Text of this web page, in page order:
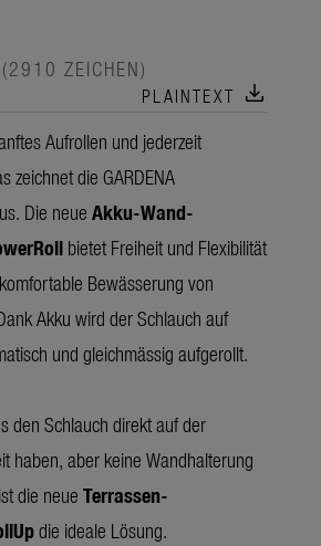
(2910 ZEICHEN)
PLAINTEXT download
Aufrollen und jederzeit
zeichnet die GARDENA
Die neue Akku-Wand-
bietet Freiheit und Flexibilität
Bewässerung von
Akku wird der Schlauch auf
und gleichmässig aufgerollt.
den Schlauch direkt auf der
haben, aber keine Wandhalterung
die neueTerrassen-
die ideale Lösung.